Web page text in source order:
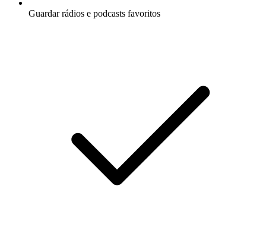
Guardar rádios e podcasts favoritos